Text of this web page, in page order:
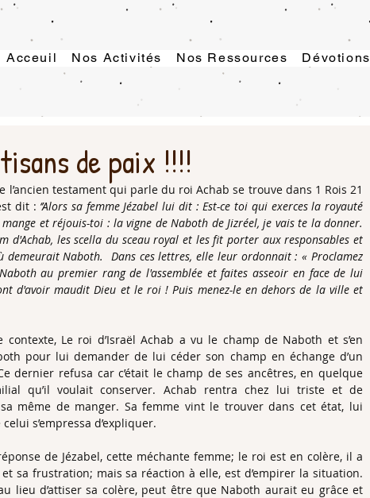
Acceuil Nos Activités Nos Ressources Dévotions
de paix !!!!
l’ancien testament qui parle du roi Achab se trouve dans 1 Rois 21
dit : ‘’Alors sa femme Jézabel lui dit : Est-ce toi qui exerces la royauté
et réjouis-toi : la vigne de Naboth de Jizréel, je vais te la donner.
d'Achab, les scella du sceau royal et les fit porter aux responsables et
Naboth.  Dans ces lettres, elle leur ordonnait : « Proclamez
au premier rang de l'assemblée et faites asseoir en face de lui
d'avoir maudit Dieu et le roi ! Puis menez-le en dehors de la ville et
Le roi d’Israël Achab a vu le champ de Naboth et s’en
pour lui demander de lui céder son champ en échange d’un
dernier refusa car c’était le champ de ses ancêtres, en quelque
qu’il voulait conserver. Achab rentra chez lui triste et de
même de manger. Sa femme vint le trouver dans cet état, lui
s’empressa d’expliquer.
de Jézabel, cette méchante femme; le roi est en colère, il a
sa frustration; mais sa réaction à elle, est d’empirer la situation.
lieu d’attiser sa colère, peut être que Naboth aurait eu grâce et